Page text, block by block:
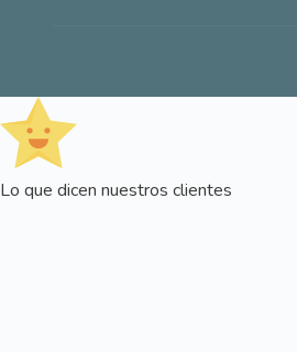
Lo que dicen nuestros clientes